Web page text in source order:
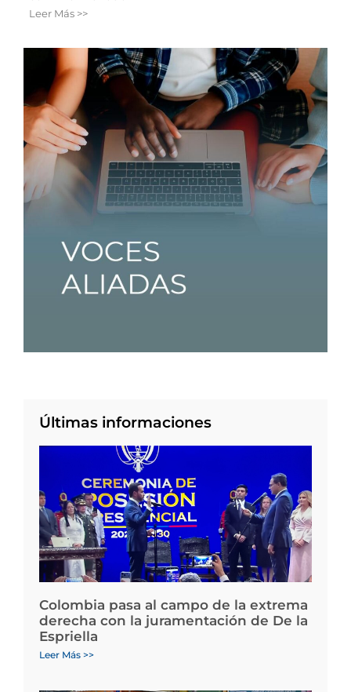
Leer Más >>
Últimas informaciones
Colombia pasa al campo de la extrema
derecha con la juramentación de De la
Espriella
Leer Más >>